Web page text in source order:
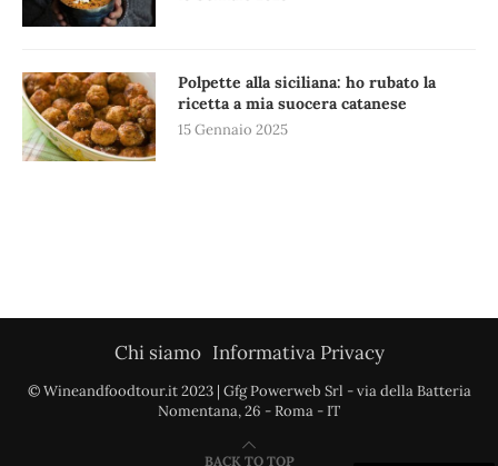
Polpette alla siciliana: ho rubato la
ricetta a mia suocera catanese
15 Gennaio 2025
Chi siamo Informativa Privacy
© Wineandfoodtour.it 2023 | Gfg Powerweb Srl - via della Batteria
Nomentana, 26 - Roma - IT
BACK TO TOP